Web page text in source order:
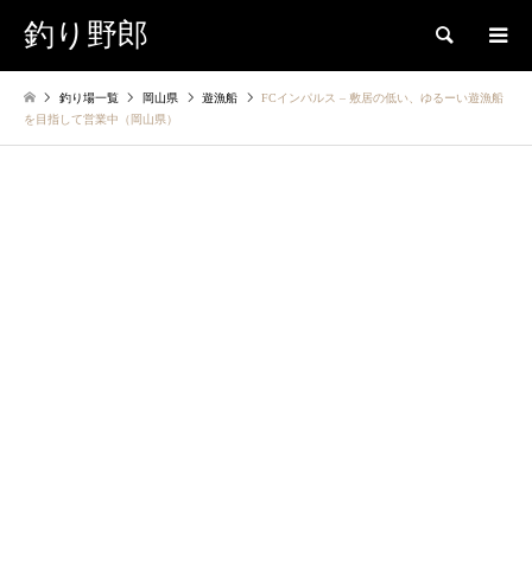
釣り野郎 検索
釣り場一覧 岡山県 遊漁船
FCインパルス – 敷居の低い、ゆるーい遊漁船
を目指して営業中（岡山県）